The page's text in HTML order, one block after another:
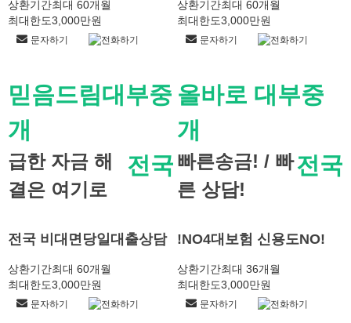
상환기간최대 60개월
최대한도3,000만원
문자하기 전화하기
상환기간최대 60개월
최대한도3,000만원
문자하기 전화하기
믿음드림대부중
개
전국
급한 자금 해
결은 여기로
전국 비대면당일대출상담
상환기간최대 60개월
최대한도3,000만원
문자하기 전화하기
올바로 대부중
개
전국
빠른송금! / 빠
른 상담!
!NO4대보험 신용도NO!
상환기간최대 36개월
최대한도3,000만원
문자하기 전화하기